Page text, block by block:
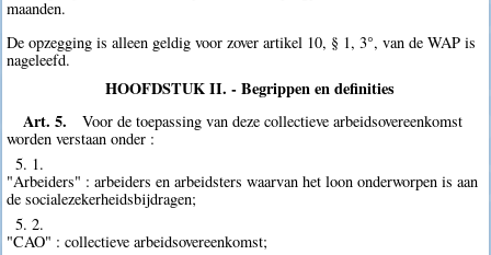
maanden.
De opzegging is alleen geldig voor zover artikel 10, § 1, 3°, van de WAP is
nageleefd.
HOOFDSTUK II. - Begrippen en definities
Art. 5.
Voor de toepassing van deze collectieve arbeidsovereenkomst
worden verstaan onder :
5. 1.
"Arbeiders" : arbeiders en arbeidsters waarvan het loon onderworpen is aan
de socialezekerheidsbijdragen;
5. 2.
"CAO" : collectieve arbeidsovereenkomst;